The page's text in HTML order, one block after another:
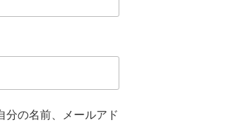
分の名前、メールアド